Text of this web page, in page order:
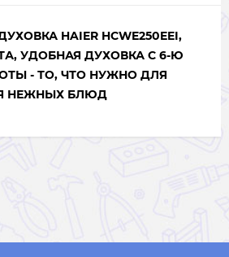
HAIER HCWE250EEI,
УДОБНАЯ ДУХОВКА С 6-Ю
- ТО, ЧТО НУЖНО ДЛЯ
НЕЖНЫХ БЛЮД